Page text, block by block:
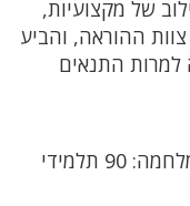
של מקצועיות,
ההוראה, והביע
למרות התנאים
למרות המלחמה: 90 תלמידי